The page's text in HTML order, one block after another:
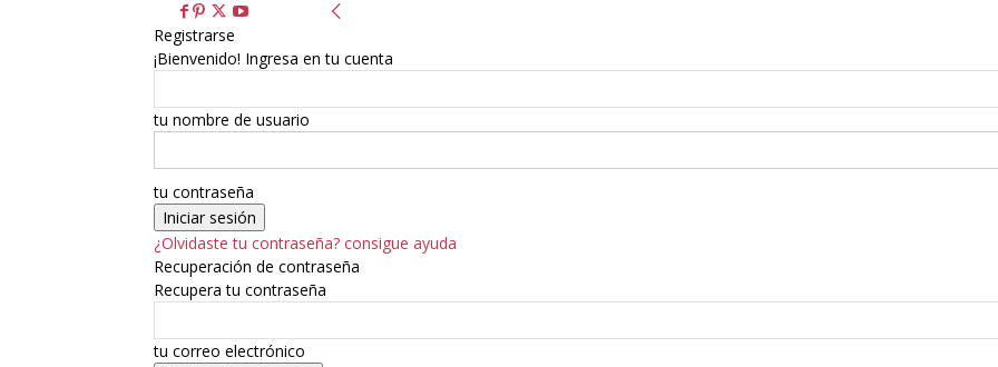
Registrarse
¡Bienvenido! Ingresa en tu cuenta
tu nombre de usuario
tu contraseña
¿Olvidaste tu contraseña? consigue ayuda
Recuperación de contraseña
Recupera tu contraseña
tu correo electrónico